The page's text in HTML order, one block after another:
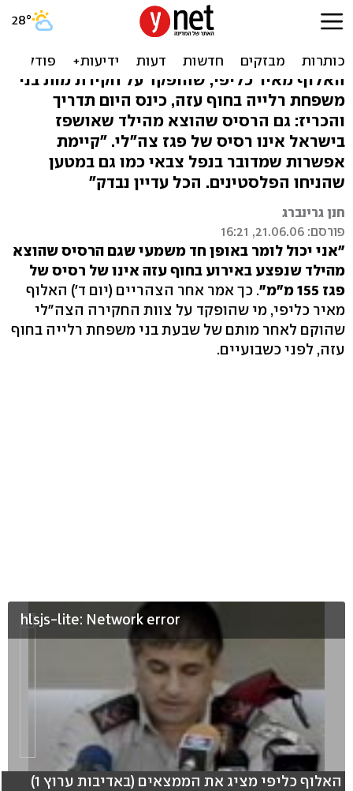
צה"ל: גם הרסיס שהוצא
מהילד - לא מפגז
האלוף מאיר כליפי, שהופקד על חקירת מות בני
משפחת רלייה בחוף עזה, כינס היום תדריך
והכריז: גם הרסיס שהוצא מהילד שאושפז
בישראל אינו רסיס של פגז צה"לי. "קיימת
אפשרות שמדובר בנפל צבאי כמו גם במטען
שהניחו הפלסטינים. הכל עדיין נבדק"
חנן גרינברג
פורסם: 21.06.06, 16:21
"אני יכול לומר באופן חד משמעי שגם הרסיס שהוצא
מהילד שנפצע באירוע בחוף עזה אינו של רסיס של
פגז 155 מ"מ"
. כך אמר אחר הצהריים (יום ד') האלוף
מאיר כליפי, מי שהופקד על צוות החקירה הצה"לי
שהוקם לאחר מותם של שבעת בני משפחת רלייה בחוף
עזה, לפני כשבועיים.
hlsjs-lite: Network error
האלוף כליפי מציג את הממצאים (באדיבות ערוץ 1)